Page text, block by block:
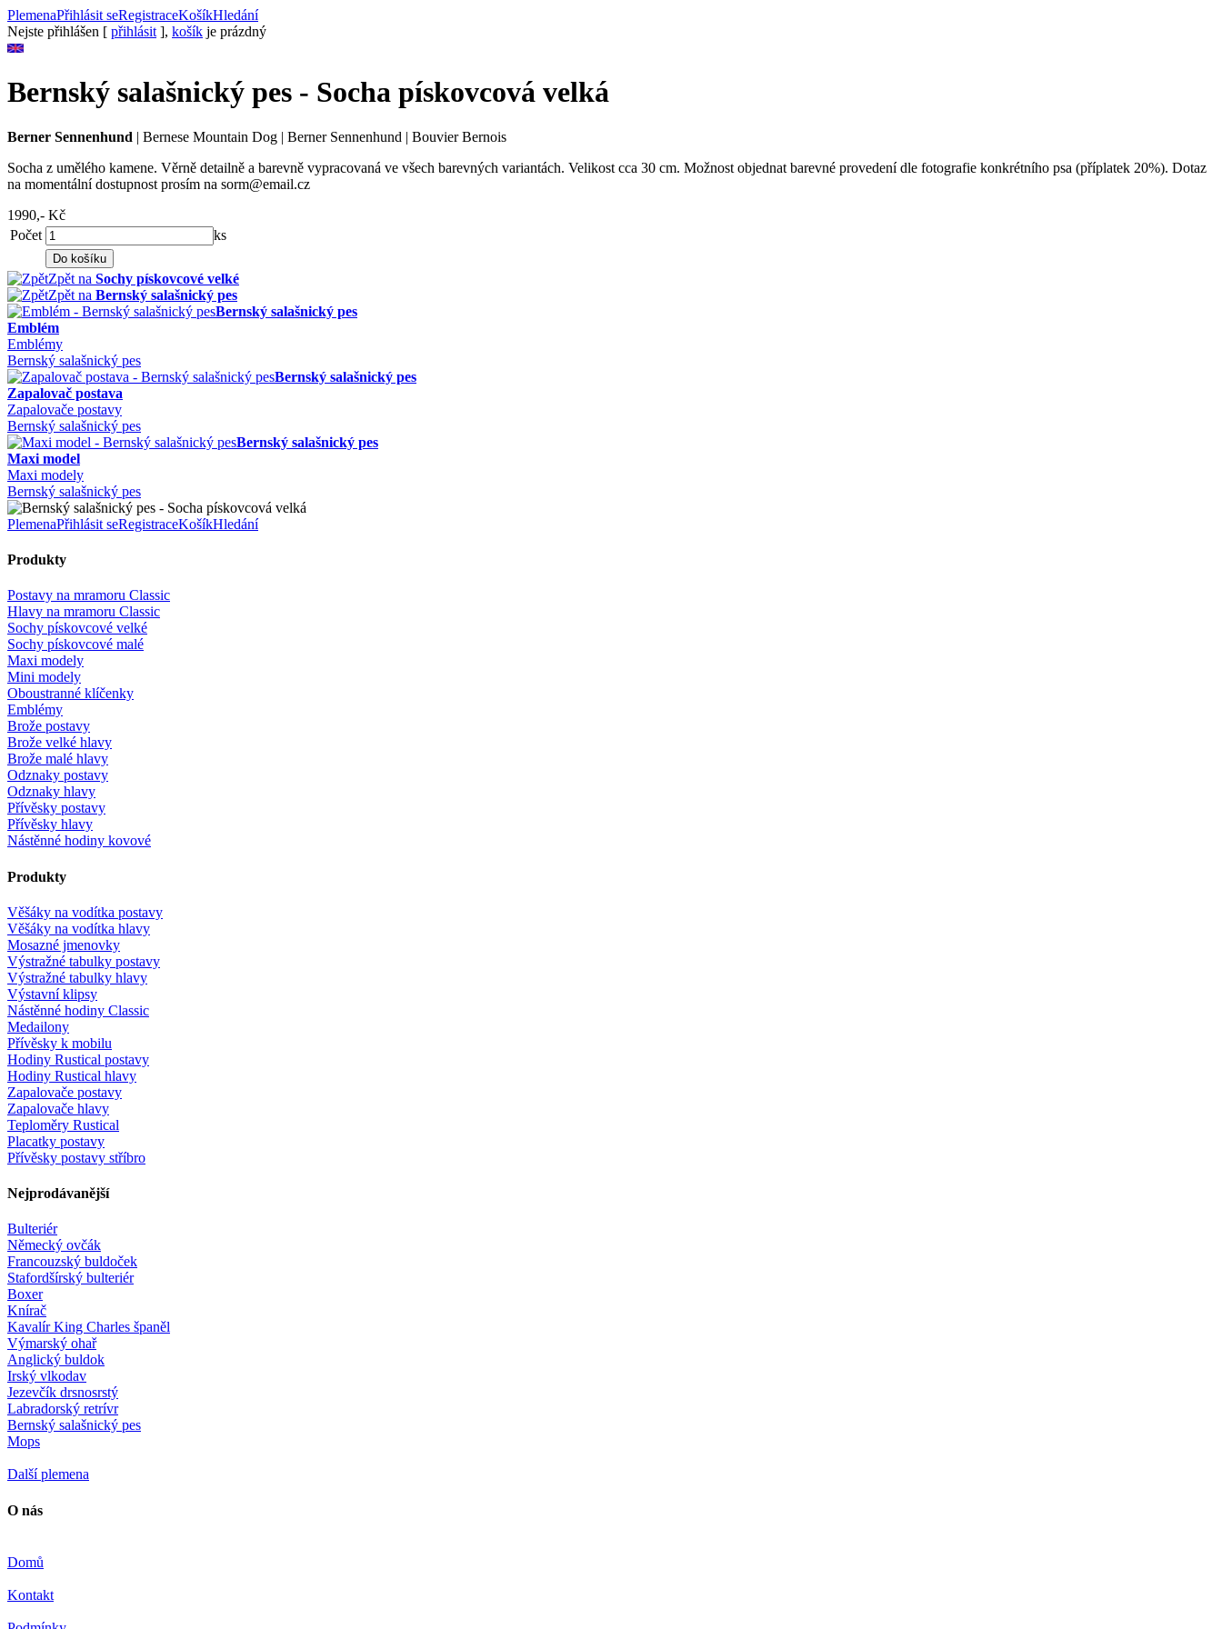
PlemenaPřihlásit seRegistraceKošíkHledání
Nejste přihlášen [ přihlásit ], košík je prázdný
Bernský salašnický pes - Socha pískovcová velká
Berner Sennenhund | Bernese Mountain Dog | Berner Sennenhund | Bouvier Bernois
Socha z umělého kamene. Věrně detailně a barevně vypracovaná ve všech barevných variantách. Velikost cca 30 cm. Možnost objednat barevné provedení dle fotografie konkrétního psa (příplatek 20%). Dotaz
na momentální dostupnost prosím na sorm@email.cz
1990,- Kč
Počet
ks
Zpět na Sochy pískovcové velké
Zpět na Bernský salašnický pes
Bernský salašnický pes
Emblém
Emblémy
Bernský salašnický pes
Bernský salašnický pes
Zapalovač postava
Zapalovače postavy
Bernský salašnický pes
Bernský salašnický pes
Maxi model
Maxi modely
Bernský salašnický pes
PlemenaPřihlásit seRegistraceKošíkHledání
Produkty
Postavy na mramoru Classic
Hlavy na mramoru Classic
Sochy pískovcové velké
Sochy pískovcové malé
Maxi modely
Mini modely
Oboustranné klíčenky
Emblémy
Brože postavy
Brože velké hlavy
Brože malé hlavy
Odznaky postavy
Odznaky hlavy
Přívěsky postavy
Přívěsky hlavy
Nástěnné hodiny kovové
Produkty
Věšáky na vodítka postavy
Věšáky na vodítka hlavy
Mosazné jmenovky
Výstražné tabulky postavy
Výstražné tabulky hlavy
Výstavní klipsy
Nástěnné hodiny Classic
Medailony
Přívěsky k mobilu
Hodiny Rustical postavy
Hodiny Rustical hlavy
Zapalovače postavy
Zapalovače hlavy
Teploměry Rustical
Placatky postavy
Přívěsky postavy stříbro
Nejprodávanější
Bulteriér
Německý ovčák
Francouzský buldoček
Stafordšírský bulteriér
Boxer
Knírač
Kavalír King Charles španěl
Výmarský ohař
Anglický buldok
Irský vlkodav
Jezevčík drsnosrstý
Labradorský retrívr
Bernský salašnický pes
Mops
Další plemena
O nás
Domů
Kontakt